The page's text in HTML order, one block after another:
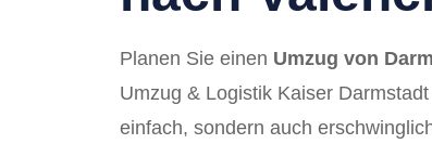
Planen Sie einen Umzug von
Umzug & Logistik Kaiser
einfach, sondern auch